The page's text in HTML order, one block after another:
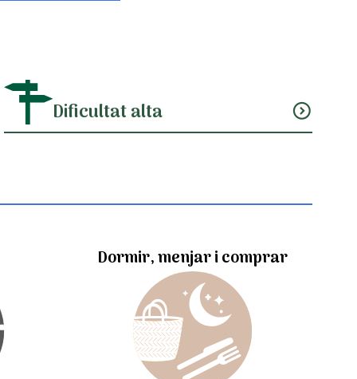
Dificultat alta expand_circle_down
Dormir, menjar i comprar